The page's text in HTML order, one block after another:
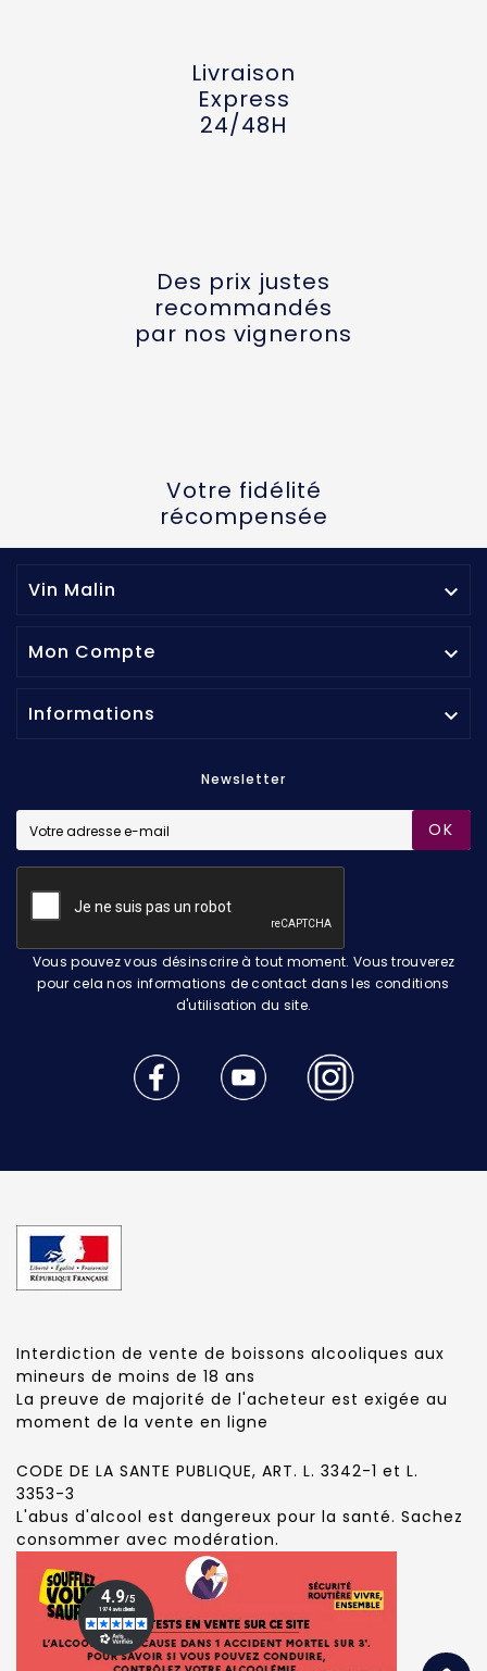
Livraison
Express
24/48H
Des prix justes
recommandés
par nos vignerons
Votre fidélité
récompensée
Vin Malin 
Mon Compte 
Informations 
Newsletter
OK
Vous pouvez vous désinscrire à tout moment. Vous trouverez
pour cela nos informations de contact dans les conditions
d'utilisation du site.
Interdiction de vente de boissons alcooliques aux
mineurs de moins de 18 ans
La preuve de majorité de l'acheteur est exigée au
moment de la vente en ligne
CODE DE LA SANTE PUBLIQUE, ART. L. 3342-1 et L.
3353-3
L'abus d'alcool est dangereux pour la santé. Sachez
consommer avec modération.